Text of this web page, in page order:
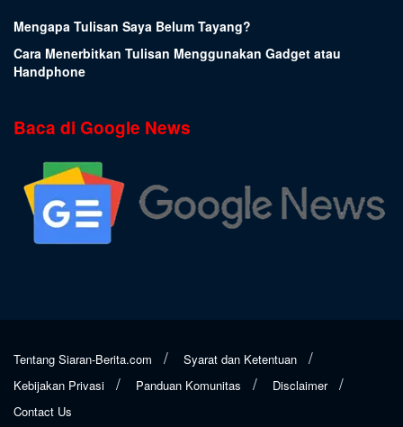
Mengapa Tulisan Saya Belum Tayang?
Cara Menerbitkan Tulisan Menggunakan Gadget atau
Handphone
Baca di Google News
Tentang Siaran-Berita.com
Syarat dan Ketentuan
Kebijakan Privasi
Panduan Komunitas
Disclaimer
Contact Us